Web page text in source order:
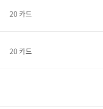
20 카드
20 카드